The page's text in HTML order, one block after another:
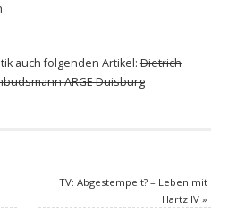
auch folgenden Artikel: Dietrich
ARGE Duisburg
TV: Abgestempelt? – Leben mit
Hartz IV»